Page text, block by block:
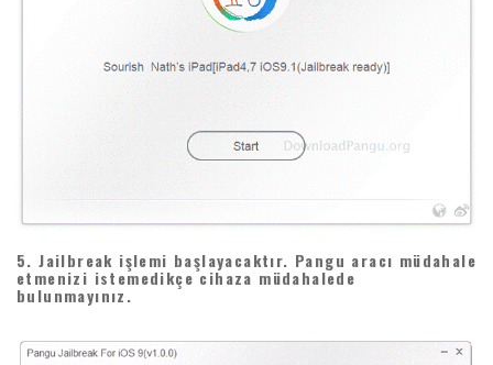
5. Jailbreak işlemi başlayacaktır. Pangu aracı müdahale
etmenizi istemedikçe cihaza müdahalede
bulunmayınız.